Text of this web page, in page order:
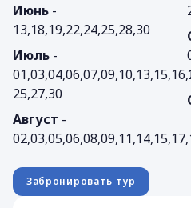
Июнь -
13,18,19,22,24,25,28,30
Июль -
25,27,30
Август -
Забронировать тур